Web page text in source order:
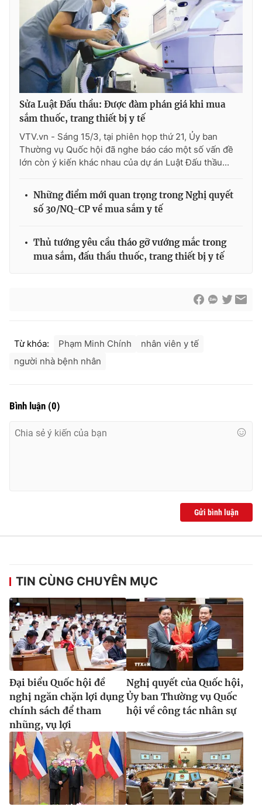
Sửa Luật Đấu thầu: Được đàm phán giá khi mua
sắm thuốc, trang thiết bị y tế
VTV.vn - Sáng 15/3, tại phiên họp thứ 21, Ủy ban
Thường vụ Quốc hội đã nghe báo cáo một số vấn đề
lớn còn ý kiến khác nhau của dự án Luật Đấu thầu...
Những điểm mới quan trọng trong Nghị quyết
số 30/NQ-CP về mua sắm y tế
Thủ tướng yêu cầu tháo gỡ vướng mắc trong
mua sắm, đấu thầu thuốc, trang thiết bị y tế
Từ khóa: Phạm Minh Chính
nhân viên y tế
người nhà bệnh nhân
Bình luận (0)
Gửi bình luận
TIN CÙNG CHUYÊN MỤC
Đại biểu Quốc hội đề
nghị ngăn chặn lợi dụng
chính sách để tham
nhũng, vụ lợi
Nghị quyết của Quốc hội,
Ủy ban Thường vụ Quốc
hội về công tác nhân sự